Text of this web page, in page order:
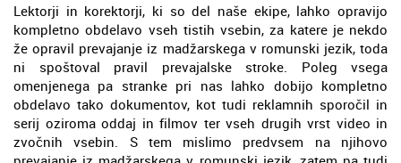
Lektorji in korektorji, ki so del naše ekipe, lahko opravijo
kompletno obdelavo vseh tistih vsebin, za katere je nekdo
že opravil prevajanje iz madžarskega v romunski jezik, toda
ni spoštoval pravil prevajalske stroke. Poleg vsega
omenjenega pa stranke pri nas lahko dobijo kompletno
obdelavo tako dokumentov, kot tudi reklamnih sporočil in
serij oziroma oddaj in filmov ter vseh drugih vrst video in
zvočnih vsebin. S tem mislimo predvsem na njihovo